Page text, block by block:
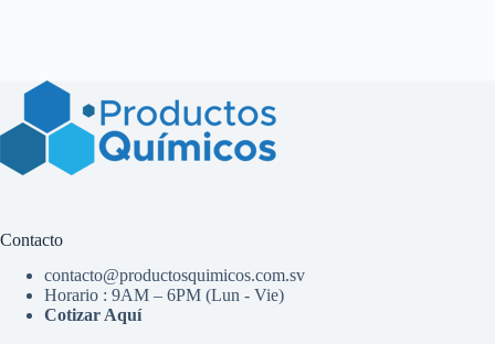
Contacto
contacto@productosquimicos.com.sv
Horario : 9AM – 6PM (Lun - Vie)
Cotizar Aquí